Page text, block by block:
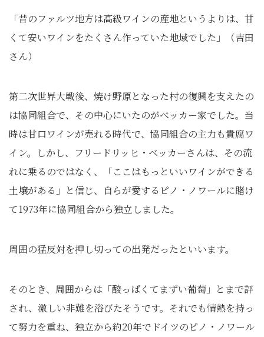
「昔のファルツ地方は高級ワインの産地というよりは、甘
くて安いワインをたくさん作っていた地域でした」（吉田
さん）
第二次世界大戦後、焼け野原となった村の復興を支えたの
は協同組合で、その中心にいたのがベッカー家でした。当
時は甘口ワインが売れる時代で、協同組合の主力も貴腐ワ
イン。しかし、フリードリッヒ・ベッカーさんは、その流
れに乗るのではなく、「ここはもっといいワインができる
土壌がある」と信じ、自らが愛するピノ・ノワールに賭け
て1973年に協同組合から独立しました。
周囲の猛反対を押し切っての出発だったといいます。
そのとき、周囲からは「酸っぱくてまずい葡萄」とまで評
され、激しい非難を浴びたそうです。それでも情熱を持っ
て努力を重ね、独立から約20年でドイツのピノ・ノワール